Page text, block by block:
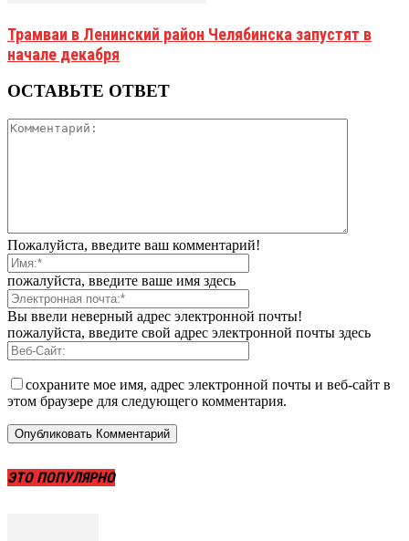
Трамваи в Ленинский район Челябинска запустят в
начале декабря
ОСТАВЬТЕ ОТВЕТ
Пожалуйста, введите ваш комментарий!
пожалуйста, введите ваше имя здесь
Вы ввели неверный адрес электронной почты!
пожалуйста, введите свой адрес электронной почты здесь
сохраните мое имя, адрес электронной почты и веб-сайт в
этом браузере для следующего комментария.
ЭТО ПОПУЛЯРНО